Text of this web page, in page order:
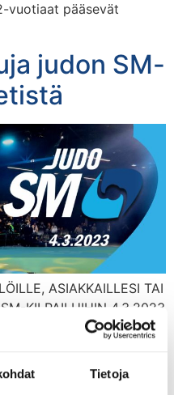
Tietoja
vuotiaat pääsevät
judon SM-
ASIAKKAILLESI TAI
KILPAILUIHIN 4.3.2023
organisoivat yhdessä
-lippuja hintaa 59 e (+
elämyksen,